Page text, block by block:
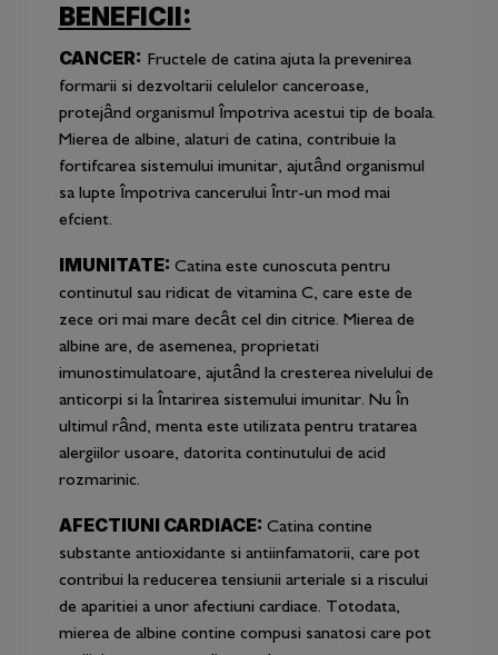
BENEFICII:
CANCER: Fructele de catina ajuta la prevenirea
formarii si dezvoltarii celulelor canceroase,
protejând organismul împotriva acestui tip de boala.
Mierea de albine, alaturi de catina, contribuie la
fortifcarea sistemului imunitar, ajutând organismul
sa lupte împotriva cancerului într-un mod mai
efcient.
IMUNITATE: Catina este cunoscuta pentru
continutul sau ridicat de vitamina C, care este de
zece ori mai mare decât cel din citrice. Mierea de
albine are, de asemenea, proprietati
imunostimulatoare, ajutând la cresterea nivelului de
anticorpi si la întarirea sistemului imunitar. Nu în
ultimul rând, menta este utilizata pentru tratarea
alergiilor usoare, datorita continutului de acid
rozmarinic.
AFECTIUNI CARDIACE: Catina contine
substante antioxidante si antiinfamatorii, care pot
contribui la reducerea tensiunii arteriale si a riscului
de aparitiei a unor afectiuni cardiace. Totodata,
mierea de albine contine compusi sanatosi care pot